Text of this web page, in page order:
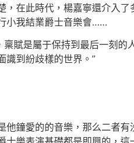
，在此時代，楊嘉寧還介入
小我結業爵士音樂會……
賦是屬于保持到最后一刻的
識到紛歧樣的世界。”
愛的的音樂，那么二者有